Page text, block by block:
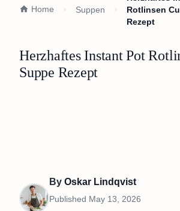
Home Suppen
Rotlinsen
Rezept
Herzhaftes Instant Pot
Suppe Rezept
By Oskar Lindqvist
Published May 13, 2026